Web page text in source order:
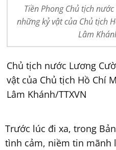
Tiền Phong Chủ tịch
những kỷ vật của Chủ tịch
Lâm
Chủ tịch nước Lương
vật của Chủ tịch Hồ Chí
Lâm Khánh/TTXVN
Trước lúc đi xa, trong
tình cảm, niềm tin mãnh